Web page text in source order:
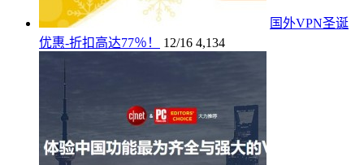
国外VPN圣诞
优惠-折扣高达77％！
12/16 4,134